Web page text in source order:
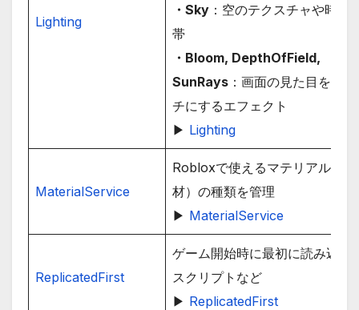
Lighting
・Sky ：空のテクスチャや時間
帯
・Bloom, DepthOfField,
SunRays ：画面の見た目をリッ
チにするエフェクト
▶ Lighting
MaterialService
Robloxで使えるマテリアル（素
材）の種類を管理
▶ MaterialService
ReplicatedFirst
ゲーム開始時に最初に読み込む
スクリプトなど
▶ ReplicatedFirst